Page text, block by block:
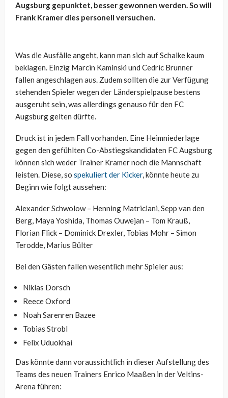
Augsburg gepunktet, besser gewonnen werden. So will
Frank Kramer dies personell versuchen.
Was die Ausfälle angeht, kann man sich auf Schalke kaum
beklagen. Einzig Marcin Kaminski und Cedric Brunner
fallen angeschlagen aus. Zudem sollten die zur Verfügung
stehenden Spieler wegen der Länderspielpause bestens
ausgeruht sein, was allerdings genauso für den FC
Augsburg gelten dürfte.
Druck ist in jedem Fall vorhanden. Eine Heimniederlage
gegen den gefühlten Co-Abstiegskandidaten FC Augsburg
können sich weder Trainer Kramer noch die Mannschaft
leisten. Diese, so spekuliert der Kicker, könnte heute zu
Beginn wie folgt aussehen:
Alexander Schwolow – Henning Matriciani, Sepp van den
Berg, Maya Yoshida, Thomas Ouwejan – Tom Krauß,
Florian Flick – Dominick Drexler, Tobias Mohr – Simon
Terodde, Marius Bülter
Bei den Gästen fallen wesentlich mehr Spieler aus:
Niklas Dorsch
Reece Oxford
Noah Sarenren Bazee
Tobias Strobl
Felix Uduokhai
Das könnte dann voraussichtlich in dieser Aufstellung des
Teams des neuen Trainers Enrico Maaßen in der Veltins-
Arena führen: